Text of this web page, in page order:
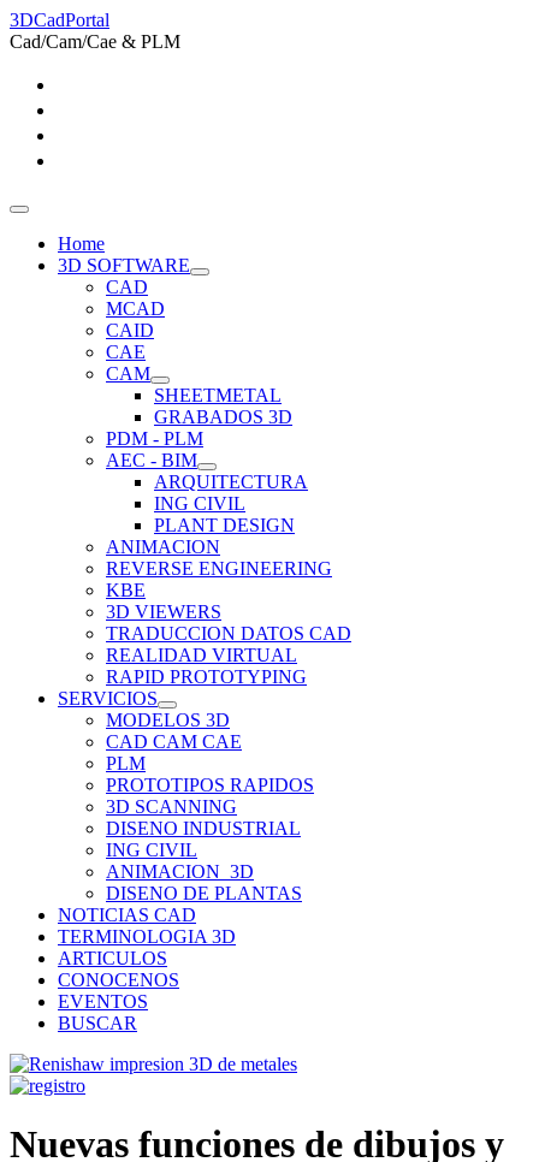
3DCadPortal
Cad/Cam/Cae & PLM
Home
3D SOFTWARE
CAD
MCAD
CAID
CAE
CAM
SHEETMETAL
GRABADOS 3D
PDM - PLM
AEC - BIM
ARQUITECTURA
ING CIVIL
PLANT DESIGN
ANIMACION
REVERSE ENGINEERING
KBE
3D VIEWERS
TRADUCCION DATOS CAD
REALIDAD VIRTUAL
RAPID PROTOTYPING
SERVICIOS
MODELOS 3D
CAD CAM CAE
PLM
PROTOTIPOS RAPIDOS
3D SCANNING
DISENO INDUSTRIAL
ING CIVIL
ANIMACION_3D
DISENO DE PLANTAS
NOTICIAS CAD
TERMINOLOGIA 3D
ARTICULOS
CONOCENOS
EVENTOS
BUSCAR
Nuevas funciones de dibujos y